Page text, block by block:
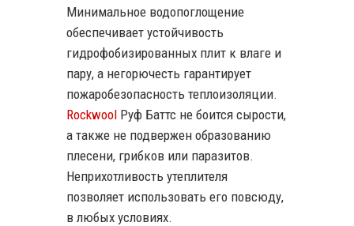
Минимальное водопоглощение
обеспечивает устойчивость
гидрофобизированных плит к влаге и
пару, а негорючесть гарантирует
пожаробезопасность теплоизоляции.
Rockwool Руф Баттс не боится сырости,
а также не подвержен образованию
плесени, грибков или паразитов.
Неприхотливость утеплителя
позволяет использовать его повсюду,
в любых условиях.